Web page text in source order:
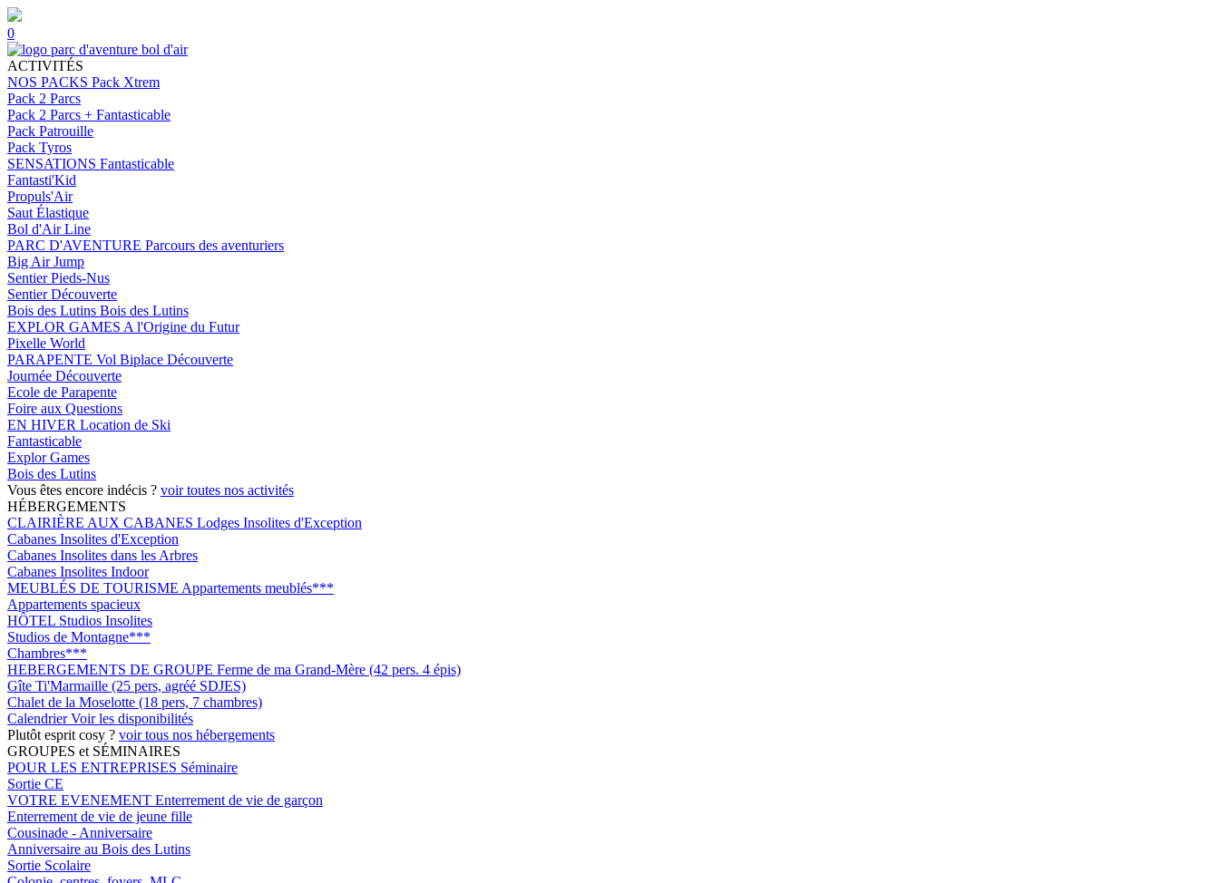
0
ACTIVITÉS
NOS PACKS Pack Xtrem
Pack 2 Parcs
Pack 2 Parcs + Fantasticable
Pack Patrouille
Pack Tyros
SENSATIONS Fantasticable
Fantasti'Kid
Propuls'Air
Saut Élastique
Bol d'Air Line
PARC D'AVENTURE Parcours des aventuriers
Big Air Jump
Sentier Pieds-Nus
Sentier Découverte
Bois des Lutins Bois des Lutins
EXPLOR GAMES A l'Origine du Futur
Pixelle World
PARAPENTE Vol Biplace Découverte
Journée Découverte
Ecole de Parapente
Foire aux Questions
EN HIVER Location de Ski
Fantasticable
Explor Games
Bois des Lutins
Vous êtes encore indécis ? voir toutes nos activités
HÉBERGEMENTS
CLAIRIÈRE AUX CABANES Lodges Insolites d'Exception
Cabanes Insolites d'Exception
Cabanes Insolites dans les Arbres
Cabanes Insolites Indoor
MEUBLÉS DE TOURISME Appartements meublés***
Appartements spacieux
HÔTEL Studios Insolites
Studios de Montagne***
Chambres***
HEBERGEMENTS DE GROUPE Ferme de ma Grand-Mère (42 pers. 4 épis)
Gîte Ti'Marmaille (25 pers, agréé SDJES)
Chalet de la Moselotte (18 pers, 7 chambres)
CalendrierVoir les disponibilités
Plutôt esprit cosy ? voir tous nos hébergements
GROUPES et SÉMINAIRES
POUR LES ENTREPRISES Séminaire
Sortie CE
VOTRE EVENEMENT Enterrement de vie de garçon
Enterrement de vie de jeune fille
Cousinade - Anniversaire
Anniversaire au Bois des Lutins
Sortie Scolaire